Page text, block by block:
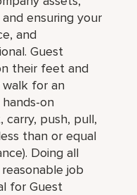
ensuring your
and
Guest
their feet and
walk for an
on
push, pull,
than or equal
Doing all
job
for Guest